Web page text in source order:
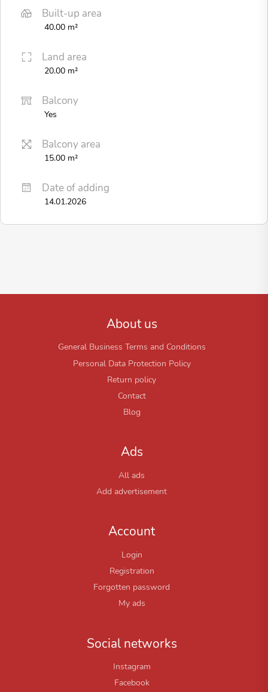
Built-up area
40.00 m²
Land area
20.00 m²
Balcony
Yes
Balcony area
15.00 m²
Date of adding
14.01.2026
About us
General Business Terms and Conditions
Personal Data Protection Policy
Return policy
Contact
Blog
Ads
All ads
Add advertisement
Account
Login
Registration
Forgotten password
My ads
Social networks
Instagram
Facebook